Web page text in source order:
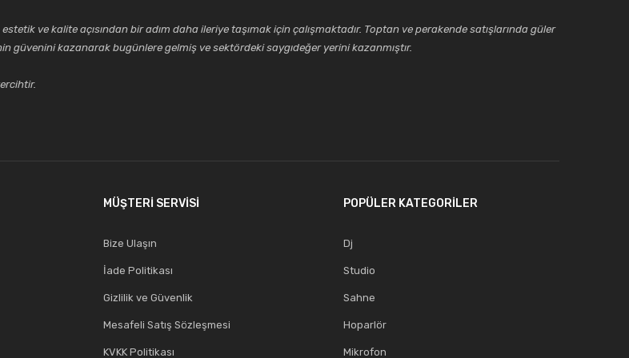
ve kalite açısından bir adım daha ileriye taşımak için çalışmaktadır. Toptan ve perakende satışlarında güler
güvenini kazanarak bugünlere gelmiş ve sektördeki saygıdeğer yerini kazanmıştır.
MÜŞTERİ SERVİSİ
Bize Ulaşın
İade Politikası
Gizlilik ve Güvenlik
Mesafeli Satış Sözleşmesi
KVKK Politikası
POPÜLER KATEGORİLER
Dj
Studio
Sahne
Hoparlör
Mikrofon